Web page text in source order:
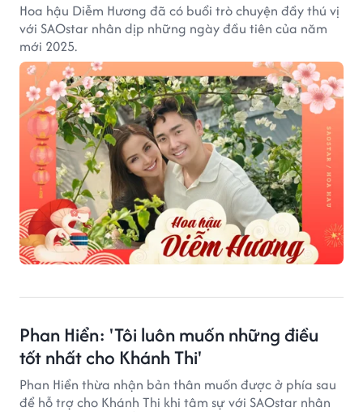
Hoa hậu Diễm Hương đã có buổi trò chuyện đầy thú vị
với SAOstar nhân dịp những ngày đầu tiên của năm
mới 2025.
Phan Hiển: 'Tôi luôn muốn những điều
tốt nhất cho Khánh Thi'
Phan Hiển thừa nhận bản thân muốn được ở phía sau
để hỗ trợ cho Khánh Thi khi tâm sự với SAOstar nhân